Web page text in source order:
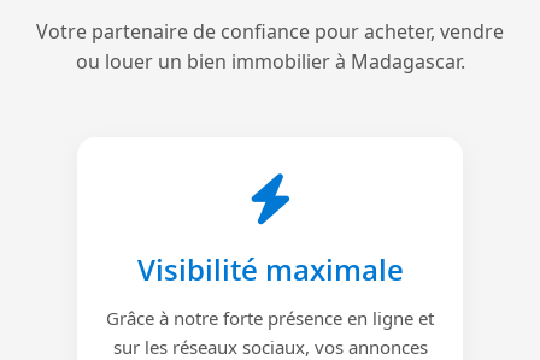
Votre partenaire de confiance pour acheter, vendre
ou louer un bien immobilier à Madagascar.
Visibilité maximale
Grâce à notre forte présence en ligne et
sur les réseaux sociaux, vos annonces